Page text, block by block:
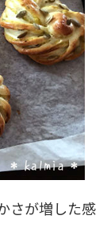
さが増した感